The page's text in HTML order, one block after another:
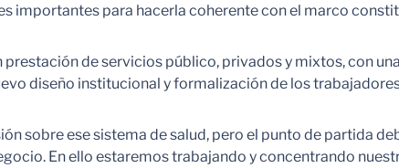
importantes para hacerla coherente con el marco
de servicios público, privados y mixtos, con
diseño institucional y formalización de los
sobre ese sistema de salud, pero el punto de partida
En ello estaremos trabajando y concentrando